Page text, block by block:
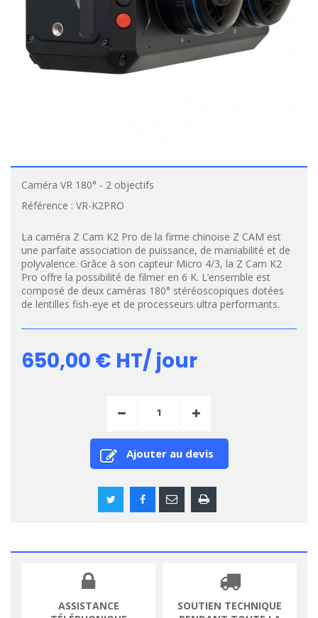
Caméra VR 180° - 2 objectifs
Référence : VR-K2PRO
La caméra Z Cam K2 Pro de la firme chinoise Z CAM est
une parfaite association de puissance, de maniabilité et de
polyvalence. Grâce à son capteur Micro 4/3, la Z Cam K2
Pro offre la possibilité de filmer en 6 K. L’ensemble est
composé de deux caméras 180° stéréoscopiques dotées
de lentilles fish-eye et de processeurs ultra performants.
650,00 € HT/ jour
Ajouter au devis
ASSISTANCE
SOUTIEN TECHNIQUE